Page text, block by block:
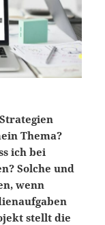
Thema?
ich bei
Solche und
wenn
stellt die